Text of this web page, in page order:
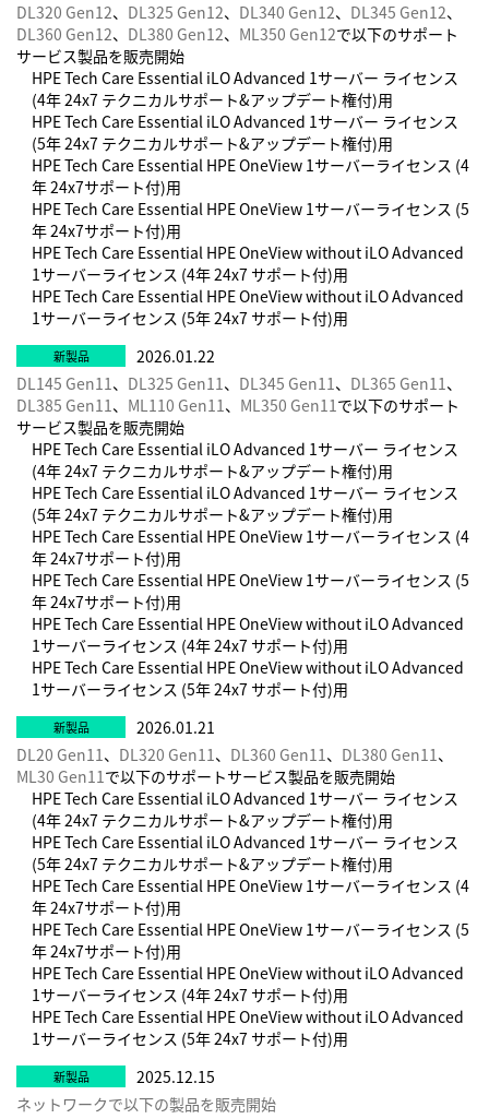
DL320 Gen12、 DL325 Gen12、 DL340 Gen12、 DL345 Gen12、
DL360 Gen12、 DL380 Gen12、 ML350 Gen12で以下のサポート
サービス製品を販売開始
HPE Tech Care Essential iLO Advanced 1サーバー ライセンス
(4年 24x7 テクニカルサポート&アップデート権付)用
HPE Tech Care Essential iLO Advanced 1サーバー ライセンス
(5年 24x7 テクニカルサポート&アップデート権付)用
HPE Tech Care Essential HPE OneView 1サーバーライセンス (4
年 24x7サポート付)用
HPE Tech Care Essential HPE OneView 1サーバーライセンス (5
年 24x7サポート付)用
HPE Tech Care Essential HPE OneView without iLO Advanced
1サーバーライセンス (4年 24x7 サポート付)用
HPE Tech Care Essential HPE OneView without iLO Advanced
1サーバーライセンス (5年 24x7 サポート付)用
2026.01.22
DL145 Gen11、 DL325 Gen11、 DL345 Gen11、 DL365 Gen11、
DL385 Gen11、 ML110 Gen11、 ML350 Gen11で以下のサポート
サービス製品を販売開始
HPE Tech Care Essential iLO Advanced 1サーバー ライセンス
(4年 24x7 テクニカルサポート&アップデート権付)用
HPE Tech Care Essential iLO Advanced 1サーバー ライセンス
(5年 24x7 テクニカルサポート&アップデート権付)用
HPE Tech Care Essential HPE OneView 1サーバーライセンス (4
年 24x7サポート付)用
HPE Tech Care Essential HPE OneView 1サーバーライセンス (5
年 24x7サポート付)用
HPE Tech Care Essential HPE OneView without iLO Advanced
1サーバーライセンス (4年 24x7 サポート付)用
HPE Tech Care Essential HPE OneView without iLO Advanced
1サーバーライセンス (5年 24x7 サポート付)用
2026.01.21
DL20 Gen11、 DL320 Gen11、 DL360 Gen11、 DL380 Gen11、
ML30 Gen11で以下のサポートサービス製品を販売開始
HPE Tech Care Essential iLO Advanced 1サーバー ライセンス
(4年 24x7 テクニカルサポート&アップデート権付)用
HPE Tech Care Essential iLO Advanced 1サーバー ライセンス
(5年 24x7 テクニカルサポート&アップデート権付)用
HPE Tech Care Essential HPE OneView 1サーバーライセンス (4
年 24x7サポート付)用
HPE Tech Care Essential HPE OneView 1サーバーライセンス (5
年 24x7サポート付)用
HPE Tech Care Essential HPE OneView without iLO Advanced
1サーバーライセンス (4年 24x7 サポート付)用
HPE Tech Care Essential HPE OneView without iLO Advanced
1サーバーライセンス (5年 24x7 サポート付)用
2025.12.15
ネットワークで以下の製品を販売開始